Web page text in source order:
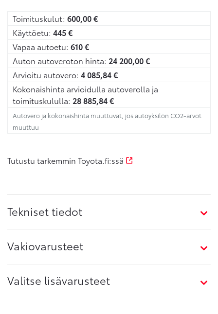
Toimituskulut: 600,00€
Käyttöetu: 445€
Vapaa autoetu: 610€
Auton autoveroton hinta: 24 200,00€
Arvioitu autovero: 4 085,84€
Kokonaishinta arvioidulla autoverolla ja
toimituskululla: 28 885,84€
Autovero ja kokonaishinta muuttuvat, jos autoyksilön CO2-arvot
muuttuu
Tutustu tarkemmin Toyota.fi:ssä
Tekniset tiedot
Vakiovarusteet
Valitse lisävarusteet